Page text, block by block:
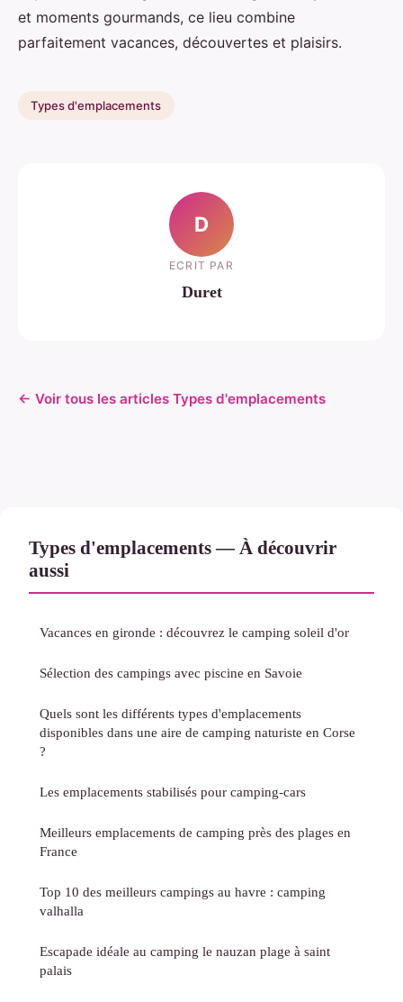
et moments gourmands, ce lieu combine
parfaitement vacances, découvertes et plaisirs.
Types d'emplacements
D
ECRIT PAR
Duret
← Voir tous les articles Types d'emplacements
Types d'emplacements — À découvrir
aussi
Vacances en gironde : découvrez le camping soleil d'or
Sélection des campings avec piscine en Savoie
Quels sont les différents types d'emplacements
disponibles dans une aire de camping naturiste en Corse
?
Les emplacements stabilisés pour camping-cars
Meilleurs emplacements de camping près des plages en
France
Top 10 des meilleurs campings au havre : camping
valhalla
Escapade idéale au camping le nauzan plage à saint
palais